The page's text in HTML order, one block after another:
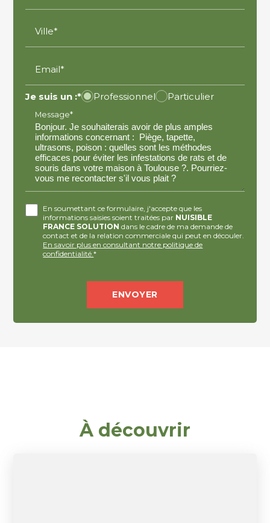
Ville*
Email*
Je suis un :* Professionnel Particulier
Message*
En soumettant ce formulaire, j'accepte que les
informations saisies soient traitées par NUISIBLE
FRANCE SOLUTION dans le cadre de ma demande de
contact et de la relation commerciale qui peut en découler.
En savoir plus en consultant notre politique de
confidentialité.*
À découvrir